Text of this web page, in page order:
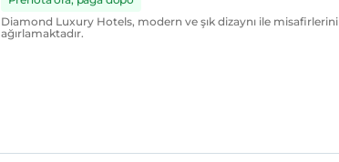
Diamond Luxury Hotels, modern ve şık dizaynı ile misafirlerini
ağırlamaktadır.